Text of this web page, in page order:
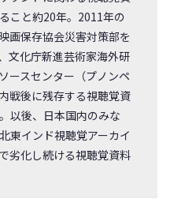
こと約20年。2011年の
画保存協会災害対策部を
文化庁新進芸術家海外研
ースセンター（プノンペ
戦後に残存する視聴覚資
以後、日本国内のみな
東インド視聴覚アーカイ
劣化し続ける視聴覚資料